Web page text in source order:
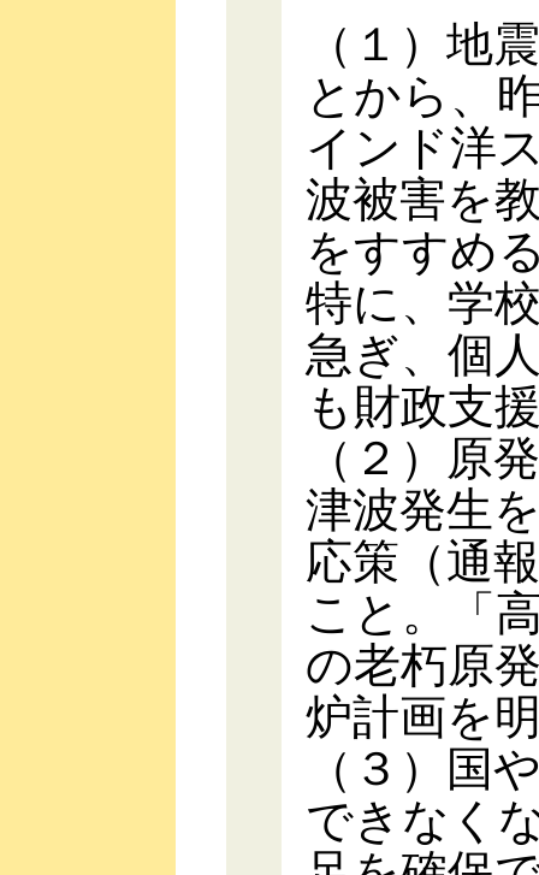
（１）地
とから、
インド洋
波被害を
をすすめ
特に、学
急ぎ、個
も財政支
（２）原
津波発生
応策（通
こと。「
の老朽原
炉計画を
（３）国
できなく